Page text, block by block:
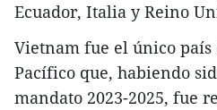
Ecuador, Italia y Reino
Vietnam fue el único país
Pacífico que, habiendo
mandato 2023-2025, fue